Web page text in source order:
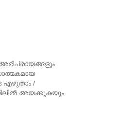
അഭിപ്രായങ്ങളും
എഴുതാം /
അയക്കുകയും